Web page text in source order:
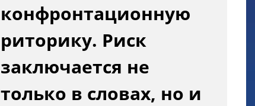
конфронтационную
риторику. Риск
заключается не
только в словах, но и